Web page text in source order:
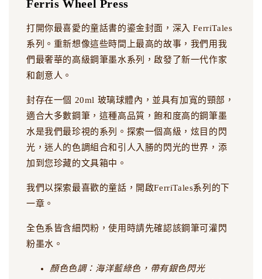
Ferris Wheel Press
打開你最喜愛的童話書的鎏金封面，深入 FerriTales
系列。重新想像這些時間上最高的故事，我們用我
們最奢華的高級鋼筆墨水系列，啟發了新一代作家
和創意人。
封存在一個 20ml 玻璃球體內，並具有加寬的頸部，
適合大多數鋼筆，這種高品質，飽和度高的鋼筆墨
水是我們最珍視的系列。探索一個高級，炫目的閃
光，迷人的色調組合和引人入勝的閃光的世界，添
加到您珍藏的文具箱中。
我們以探索最喜歡的童話，開啟FerriTales系列的下
一章。
全色系皆含細閃粉，使用時請先確認該鋼筆可灌閃
粉墨水。
顏色色調： 海洋藍綠色，帶有銀色閃光